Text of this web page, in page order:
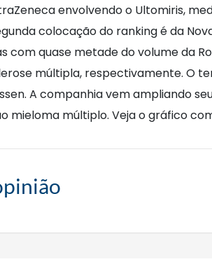
envolvendo o Ultomiris,
colocação do ranking é da
com quase metade do volume da
múltipla, respectivamente. O
A companhia vem ampliando
mieloma múltiplo. Veja o gráfico